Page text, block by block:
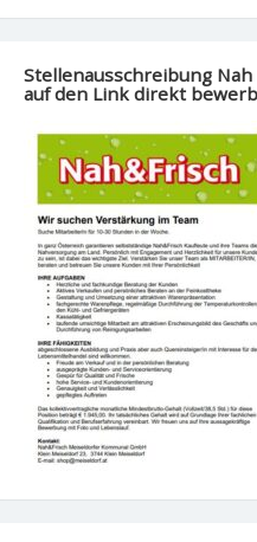
Stellenausschreibung
auf den Link direkt